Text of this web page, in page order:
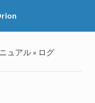
ュアル » ログ